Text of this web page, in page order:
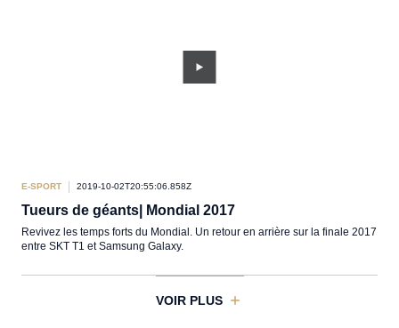
E-SPORT 2019-10-02T20:55:06.858Z
Tueurs de géants| Mondial 2017
Revivez les temps forts du Mondial. Un retour en arrière sur la finale 2017
entre SKT T1 et Samsung Galaxy.
VOIR PLUS